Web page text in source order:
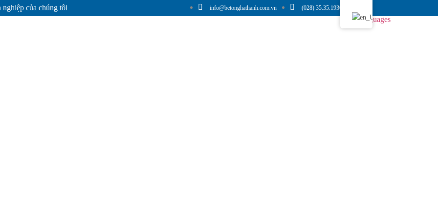
của chúng tôi info@betonghathanh.com.vn (028) 35.35.1936
Languages